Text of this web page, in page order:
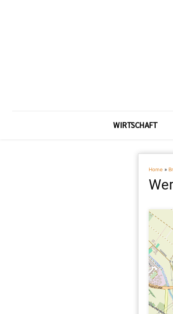
WIRTSCHAFT
Home »